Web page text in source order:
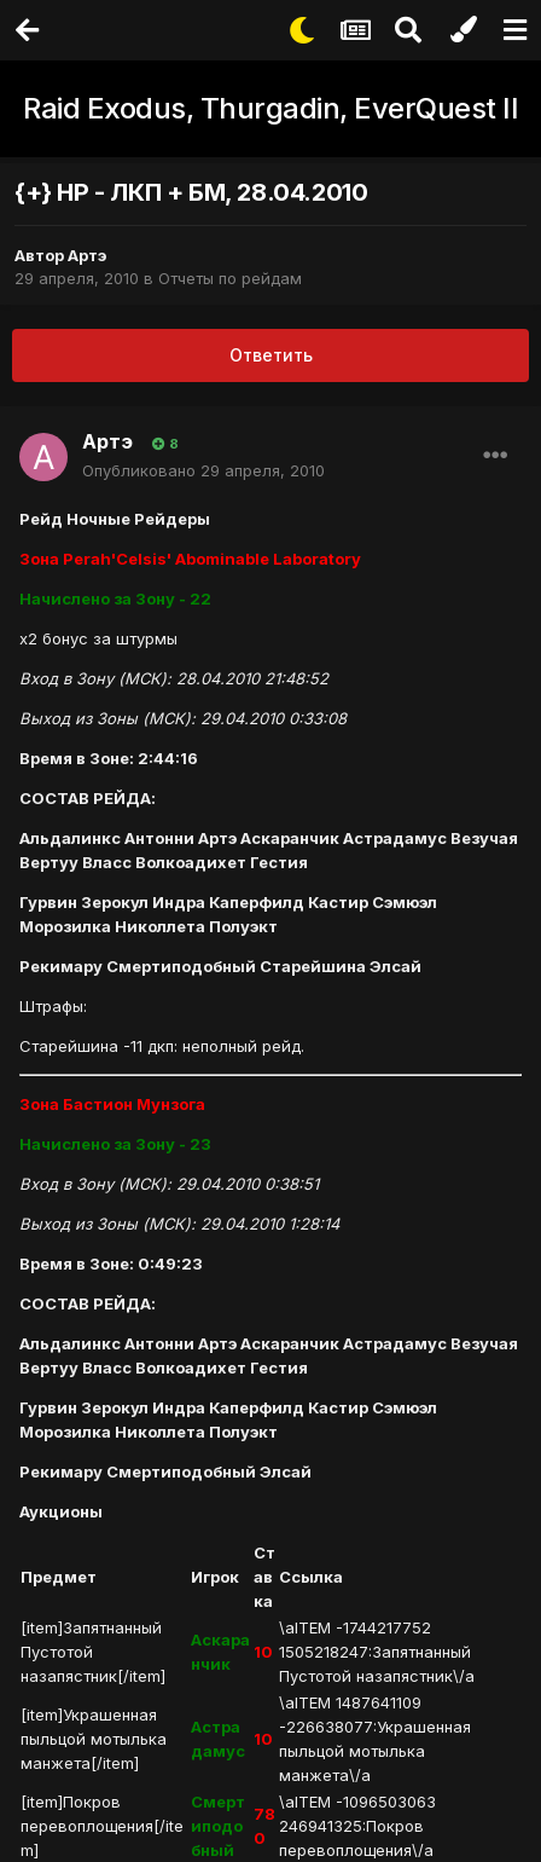
Raid Exodus, Thurgadin, EverQuest II
{+} НР - ЛКП + БМ, 28.04.2010
АвторАртэ
29 апреля, 2010 в Отчеты по рейдам
Ответить
Артэ 8
Опубликовано 29 апреля, 2010
Рейд Ночные Рейдеры
Зона Perah'Celsis' Abominable Laboratory
Начислено за Зону - 22
х2 бонус за штурмы
Вход в Зону (МСК): 28.04.2010 21:48:52
Выход из Зоны (МСК): 29.04.2010 0:33:08
Время в Зоне: 2:44:16
СОСТАВ РЕЙДА:
Альдалинкс Антонни Артэ Аскаранчик Астрадамус Везучая
Вертуу Власс Волкоадихет Гестия
Гурвин Зерокул Индра Каперфилд Кастир Сэмюэл
Морозилка Николлета Полуэкт
Рекимару Смертиподобный Старейшина Элсай
Штрафы:
Старейшина -11 дкп: неполный рейд.
Зона Бастион Мунзога
Начислено за Зону - 23
Вход в Зону (МСК): 29.04.2010 0:38:51
Выход из Зоны (МСК): 29.04.2010 1:28:14
Время в Зоне: 0:49:23
СОСТАВ РЕЙДА:
Альдалинкс Антонни Артэ Аскаранчик Астрадамус Везучая
Вертуу Власс Волкоадихет Гестия
Гурвин Зерокул Индра Каперфилд Кастир Сэмюэл
Морозилка Николлета Полуэкт
Рекимару Смертиподобный Элсай
Аукционы
Предмет Игрок
Ст
ав
ка
Ссылка
[item]Запятнанный
Пустотой
назапястник[/item]
Аскара
нчик
10
\aITEM -1744217752
1505218247:Запятнанный
Пустотой назапястник\/a
[item]Украшенная
пыльцой мотылька
манжета[/item]
Астра
дамус
10
\aITEM 1487641109
-226638077:Украшенная
пыльцой мотылька
манжета\/a
[item]Покров
перевоплощения[/ite
m]
Смерт
иподо
бный
78
0
\aITEM -1096503063
246941325:Покров
перевоплощения\/a